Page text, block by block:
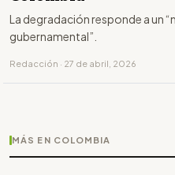
La degradación responde a un
gubernamental”.
Redacción · 27 de abril, 2026
MÁS EN COLOMBIA